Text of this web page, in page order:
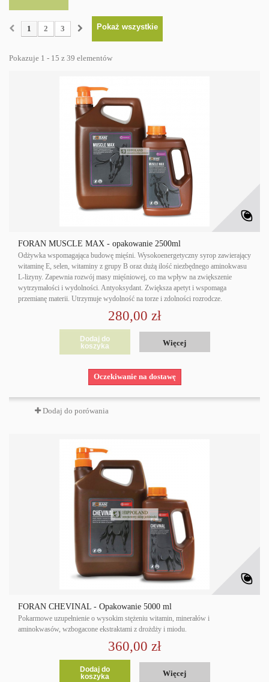
Pokaż wszystkie
1 2 3
Pokazuje 1 - 15 z 39 elementów
FORAN MUSCLE MAX - opakowanie 2500ml
Odżywka wspomagająca budowę mięśni. Wysokoenergetyczny syrop zawierający
witaminę E, selen, witaminy z grupy B oraz dużą ilość niezbędnego aminokwasu
L-lizyny. Zapewnia rozwój masy mięśniowej, co ma wpływ na zwiększenie
wytrzymałości i wydolności. Antyoksydant. Zwiększa apetyt i wspomaga
przemianę materii. Utrzymuje wydolność na torze i zdolności rozrodcze.
280,00 zł
Dodaj do
koszyka
Więcej
Oczekiwanie na dostawę
Dodaj do porówania
FORAN CHEVINAL - Opakowanie 5000 ml
Pokarmowe uzupełnienie o wysokim stężeniu witamin, minerałów i
aminokwasów, wzbogacone ekstraktami z drożdży i miodu.
360,00 zł
Dodaj do
koszyka
Więcej